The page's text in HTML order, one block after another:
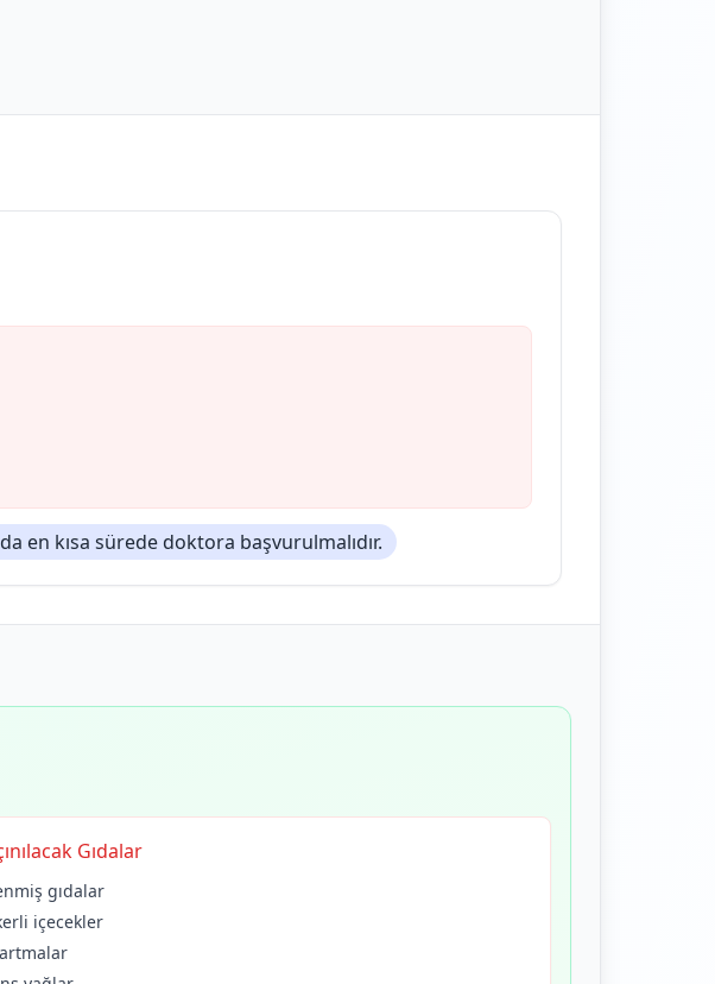
en kısa sürede doktora başvurulmalıdır.
Gıdalar
gıdalar
içecekler